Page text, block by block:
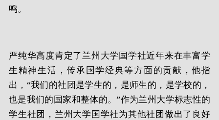
鸣。
严纯华高度肯定了兰州大学国学社近年来在丰富学
生精神生活，传承国学经典等方面的贡献，他指
出，“我们的社团是学生的，是师生的，是学校的，
也是我们的国家和整体的。”作为兰州大学标志性的
学生社团，兰州大学国学社为其他社团做出了良好